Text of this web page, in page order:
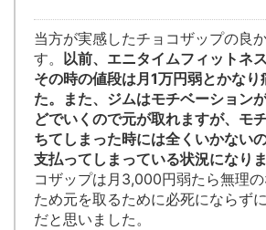
当方が実感したチョコザップの良
す。 以前、エニタイムフィットネ
その時の値段は月1万円弱とかなり
た。また、ジムはモチベーション
どでいくので元が取れますが、モ
ちてしまった時には全くいかない
支払ってしまっている状況になりま
コザップは月3,000円弱たら無理
ため元を取るために必死にならず
だと思いました。